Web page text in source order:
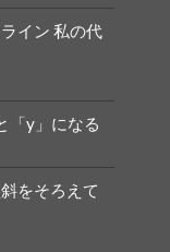
イン 私の代
「y」になる
をそろえて